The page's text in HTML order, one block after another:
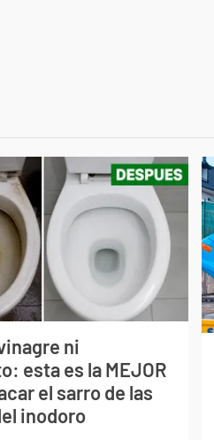
ni
esta es la MEJOR
el sarro de las
inodoro